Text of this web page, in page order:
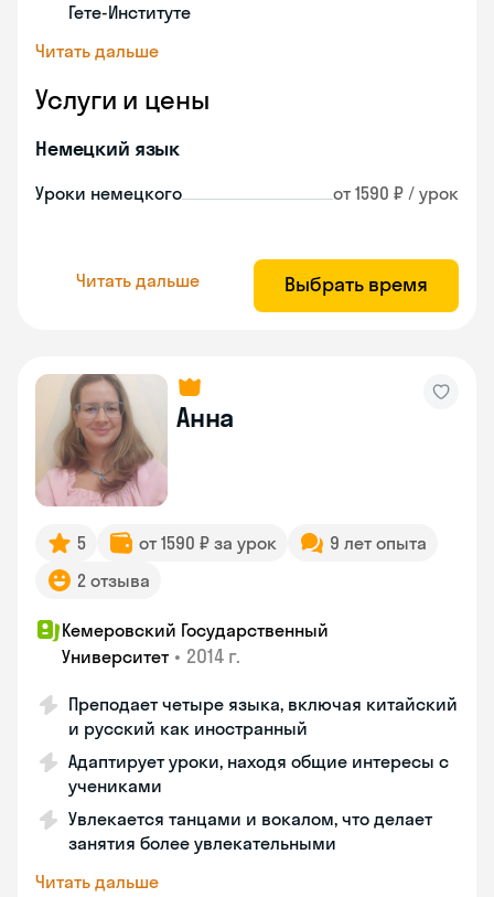
Гете-Институте
Читать дальше
Услуги и цены
Немецкий язык
Уроки немецкого от 1590 ₽ / урок
Читать дальше Выбрать время
Анна
5 от 1590 ₽ за урок
9 лет опыта
2 отзыва
Кемеровский Государственный
Университет • 2014 г.
Преподает четыре языка, включая китайский
и русский как иностранный
Адаптирует уроки, находя общие интересы с
учениками
Увлекается танцами и вокалом, что делает
занятия более увлекательными
Читать дальше